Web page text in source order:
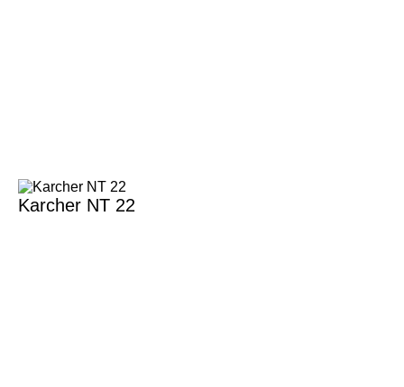
Karcher NT 22